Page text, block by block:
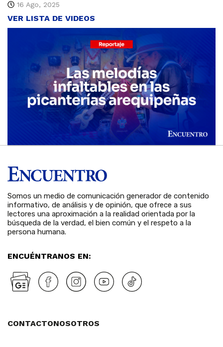
16 Ago, 2025
VER LISTA DE VIDEOS
Somos un medio de comunicación generador de contenido
informativo, de análisis y de opinión, que ofrece a sus
lectores una aproximación a la realidad orientada por la
búsqueda de la verdad, el bien común y el respeto a la
persona humana.
ENCUÉNTRANOS EN:
CONTACTONOSOTROS